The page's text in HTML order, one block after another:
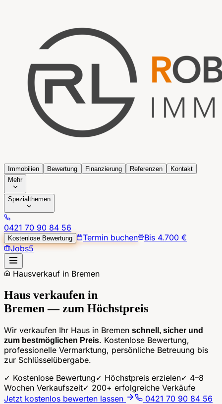
Immobilien Bewertung Finanzierung Referenzen
Kontakt
Mehr
Spezialthemen
0421 70 90 84 56
Kostenlose Bewertung Termin buchen
Bis 4.700 €
Jobs5
Hausverkauf in Bremen
Haus verkaufen in
Bremen — zum Höchstpreis
Wir verkaufen Ihr Haus in Bremen schnell, sicher und
zum bestmöglichen Preis. Kostenlose Bewertung,
professionelle Vermarktung, persönliche Betreuung bis
zur Schlüsselübergabe.
✓ Kostenlose Bewertung✓ Höchstpreis erzielen✓ 4–8
Wochen Verkaufszeit✓ 200+ erfolgreiche Verkäufe
Jetzt kostenlos bewerten lassen
0421 70 90 84 56